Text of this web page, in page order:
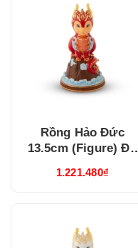
Rồng Hảo Đức
13.5cm (Figure) Đỏ
1.221.480₫